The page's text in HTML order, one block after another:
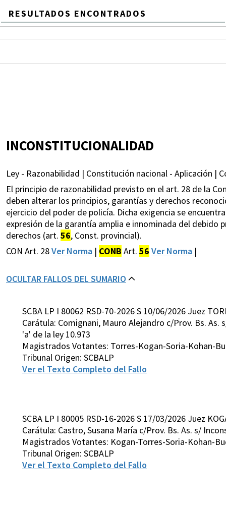
RESULTADOS ENCONTRADOS
INCONSTITUCIONALIDAD
Ley - Razonabilidad | Constitución nacional - Aplicación |
El principio de razonabilidad previsto en el art. 28 de la
deben alterar los principios, garantías y derechos
ejercicio del poder de policía. Dicha exigencia se
expresión de la garantía amplia e innominada del
derechos (art. 56, Const. provincial).
CON Art. 28Ver Norma | CONB Art. 56 Ver Norma |
OCULTAR FALLOS DEL SUMARIO
SCBA LP I 80062 RSD-70-2026 S 10/06/2026 Juez
Carátula: Comignani, Mauro Alejandro c/Prov. Bs.
'a' de la ley 10.973
Magistrados Votantes: Torres-Kogan-Soria-Kohan-
Tribunal Origen: SCBALP
Ver el Texto Completo del Fallo
SCBA LP I 80005 RSD-16-2026 S 17/03/2026 Juez
Carátula: Castro, Susana María c/Prov. Bs. As. s/
Magistrados Votantes: Kogan-Torres-Soria-Kohan-
Tribunal Origen: SCBALP
Ver el Texto Completo del Fallo